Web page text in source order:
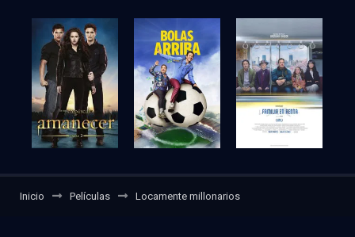
Inicio Películas Locamente millonarios